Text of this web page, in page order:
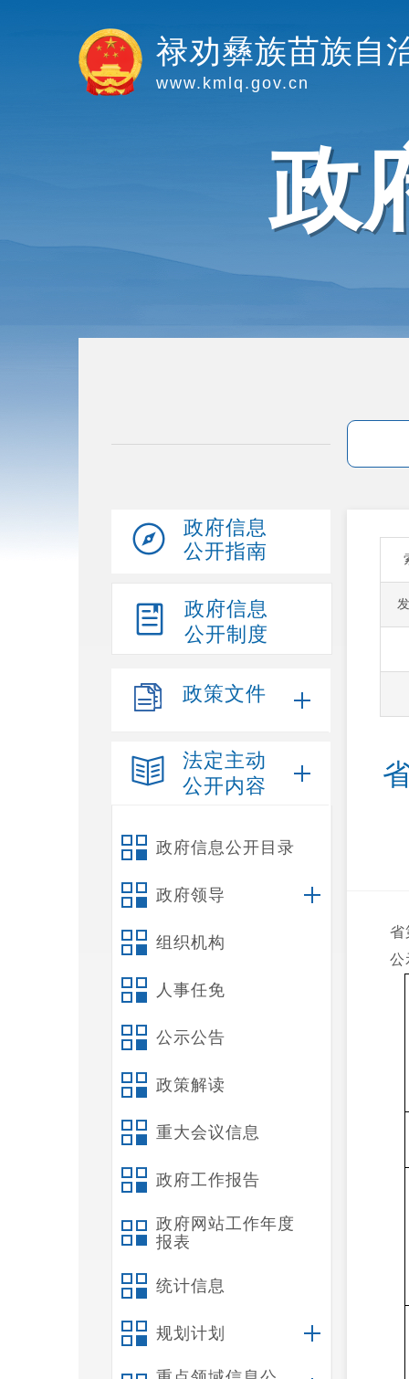
禄劝彝族苗族自
www.kmlq.gov.cn
政
政府信息
公开指南
政府信息
公开制度
政策文件
法定主动
公开内容
政府信息公开目录
政府领导
组织机构
人事任免
公示公告
政策解读
重大会议信息
政府工作报告
政府网站工作年度
报表
统计信息
规划计划
省